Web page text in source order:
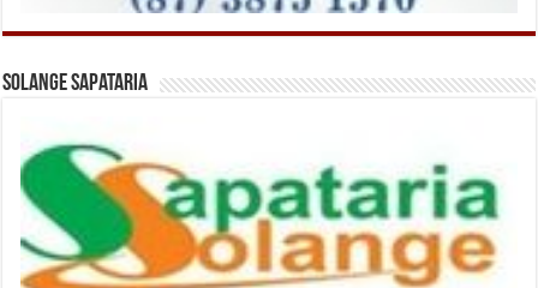
Solange Sapataria